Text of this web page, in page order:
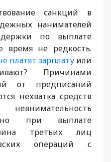
санкций в
нанимателей
по выплате
время не редкость.
платят зарплату или
Причинами
от предписаний
нехватка средств
при выплате
третьих лиц
операций с